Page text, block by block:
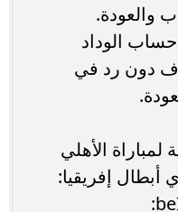
الوداد
دون رد في
لمباراة الأهلي
أبطال إفريقيا: